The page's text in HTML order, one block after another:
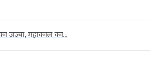
जज्बा, महाकाल का...